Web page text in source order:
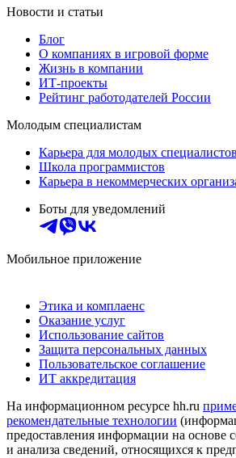
Новости и статьи
Блог
О компаниях в игровой форме
Жизнь в компании
ИТ-проекты
Рейтинг работодателей России
Молодым специалистам
Карьера для молодых специалистов
Школа программистов
Карьера в некоммерческих
Боты для уведомлений
Мобильное приложение
Этика и комплаенс
Оказание услуг
Использование сайтов
Защита персональных данных
Пользовательское соглашение
ИТ аккредитация
На информационном ресурсе hh.ru
рекомендательные технологии
предоставления информации на основе
и анализа сведений, относящихся к